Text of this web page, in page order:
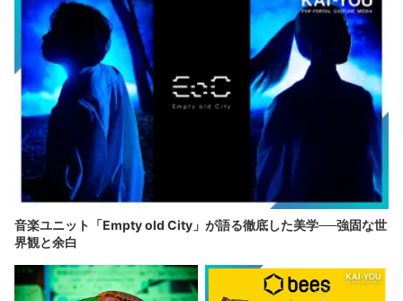
音楽ユニット「Empty old City」が語る徹底した美学──強固な世
界観と余白